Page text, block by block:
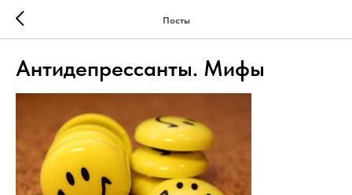
Посты
Антидепрессанты. Мифы